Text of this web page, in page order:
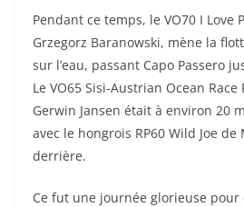
Pendant ce temps, le VO70 I Love
Grzegorz Baranowski, mène la
sur l’eau, passant Capo Passero
Le VO65 Sisi-Austrian Ocean
Gerwin Jansen était à environ 20
avec le hongrois RP60 Wild Joe de
derrière.
Ce fut une journée glorieuse pour